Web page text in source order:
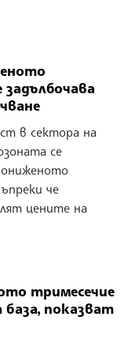
в сектора на
се
че
цените на
тримесечие
база, показват